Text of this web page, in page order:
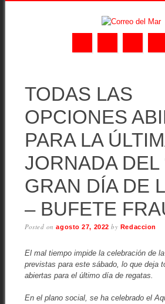
content
TODAS LAS
OPCIONES
PARA LA
JORNADA DEL
GRAN DÍA DE
– BUFETE
Posted onagosto 27, 2022 by Redaccion
El mal tiempo impide la celebración de
previstas para este sábado, lo que deja
abiertas para el último día de regatas.
En el plano social, se ha celebrado el